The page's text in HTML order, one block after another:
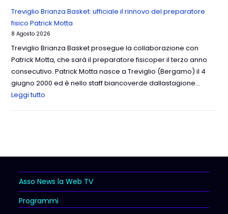
Treviglio Brianza Basket: ufficiale il rinnovo del preparatore
fisico Patrick Motta
8 Agosto 2026
Treviglio Brianza Basket prosegue la collaborazione con
Patrick Motta, che sarà il preparatore fisicoper il terzo anno
consecutivo. Patrick Motta nasce a Treviglio (Bergamo) il 4
giugno 2000 ed è nello staff biancoverde dallastagione…
Leggi tutto
Asso News la Web TV
Programmi